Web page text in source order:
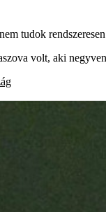
tudok
volt, aki